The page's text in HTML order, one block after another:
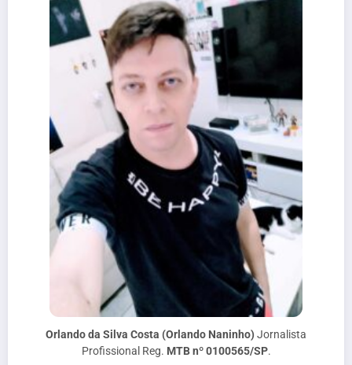
Orlando da Silva Costa (Orlando Naninho) Jornalista
Profissional Reg. MTB nº 0100565/SP.